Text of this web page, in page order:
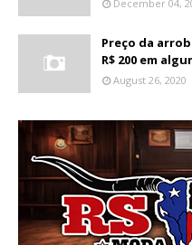
December 04,
Preço da
R$ 200 em
August 26, 2020